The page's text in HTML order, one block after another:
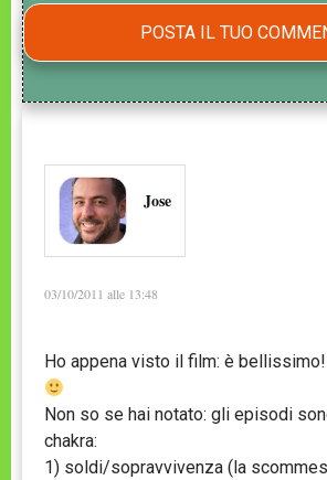
POSTA IL TUO
Jose
03/10/2011 alle 13:48
Ho appena visto il film: è bellissimo!
Non so se hai notato: gli episodi
chakra:
1) soldi/sopravvivenza (la